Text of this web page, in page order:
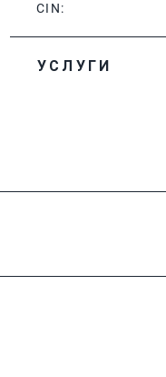
CIN:
УСЛУГИ